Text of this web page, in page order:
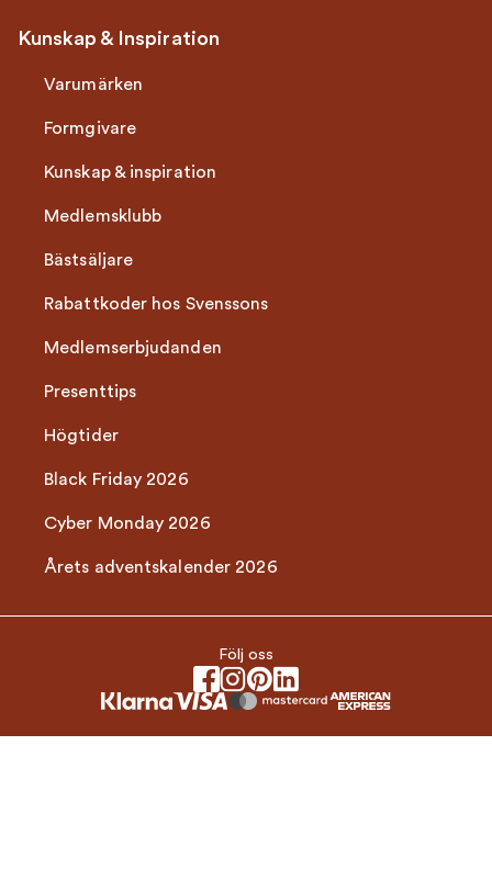
Kunskap & Inspiration
Varumärken
Formgivare
Kunskap & inspiration
Medlemsklubb
Bästsäljare
Rabattkoder hos Svenssons
Medlemserbjudanden
Presenttips
Högtider
Black Friday 2026
Cyber Monday 2026
Årets adventskalender 2026
Följ oss